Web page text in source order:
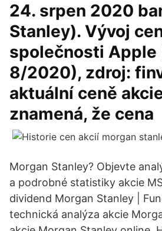
24. srpen 2020
Stanley). Vývoj
společnosti Apple
8/2020), zdroj:
aktuální ceně
znamená, že cena
Morgan Stanley? Objevte
a podrobné statistiky akcie
dividend Morgan Stanley |
technická analýza akcie